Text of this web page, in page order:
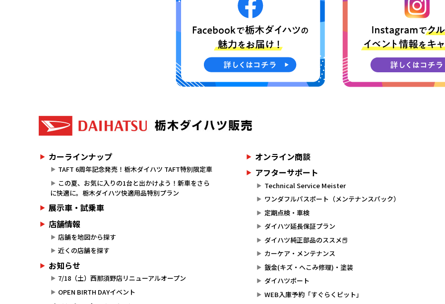
カーラインナップ
TAFT 6周年記念発売！栃木ダイハツ TAFT特別限定車
この夏、お気に入りの1台と出かけよう！新車をさら
に快適に。栃木ダイハツ快適用品特別プラン
展示車・試乗車
店舗情報
店舗を地図から探す
近くの店舗を探す
お知らせ
7/18（土）西那須野店リニューアルオープン
OPEN BIRTH DAYイベント
オンライン商談
アフターサポート
Technical Service Meister
ワンダフルパスポート（メンテナンスパック）
定期点検・車検
ダイハツ延長保証プラン
ダイハツ純正部品のススメ📕
カーケア・メンテナンス
鈑金(キズ・へこみ修理)・塗装
ダイハツポート
WEB入庫予約「すぐらくピット」